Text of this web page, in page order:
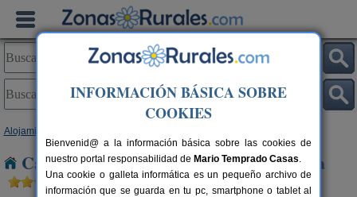
Alojamientos
Casas Rurales cerca de Alqueria Blanca
INFORMACIÓN BÁSICA SOBRE
COOKIES
Bienvenid@ a la información básica sobre las cookies de
nuestro portal responsabilidad de Mario Temprado Casas.
Una cookie o galleta informática es un pequeño archivo de
información que se guarda en tu pc, smartphone o tablet al